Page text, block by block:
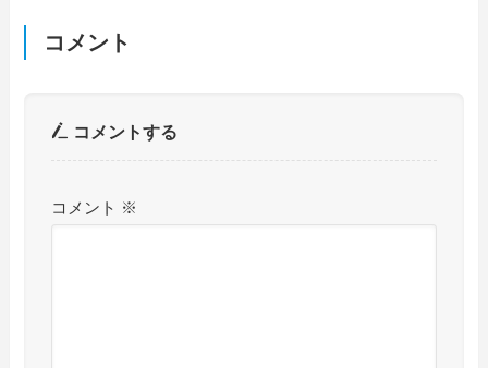
コメント
コメントする
コメント ※